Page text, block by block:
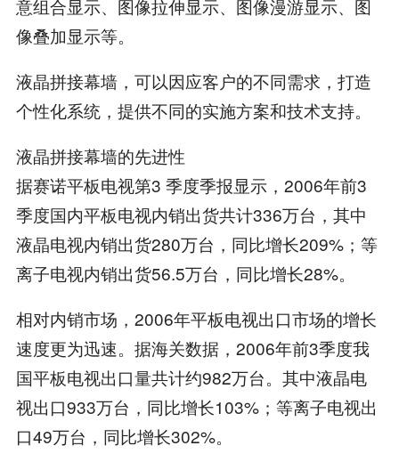
意组合显示、图像拉伸显示、图像漫游显示、图
像叠加显示等。
液晶拼接幕墙，可以因应客户的不同需求，打造
个性化系统，提供不同的实施方案和技术支持。
液晶拼接幕墙的先进性
据赛诺平板电视第3 季度季报显示，2006年前3
季度国内平板电视内销出货共计336万台，其中
液晶电视内销出货280万台，同比增长209%；等
离子电视内销出货56.5万台，同比增长28%。
相对内销市场，2006年平板电视出口市场的增长
速度更为迅速。据海关数据，2006年前3季度我
国平板电视出口量共计约982万台。其中液晶电
视出口933万台，同比增长103%；等离子电视出
口49万台，同比增长302%。